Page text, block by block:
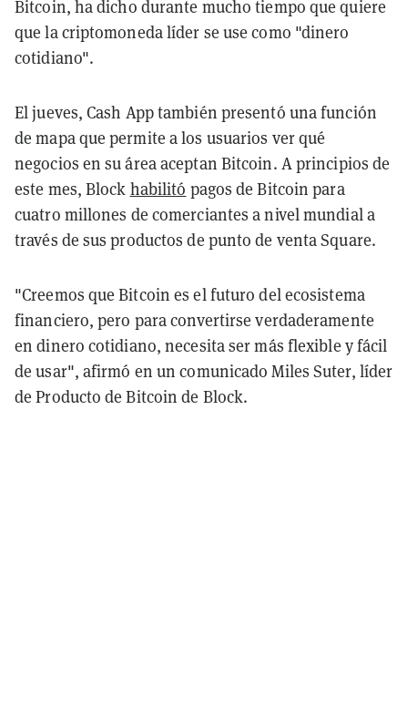
Bitcoin, ha dicho durante mucho tiempo que quiere
que la criptomoneda líder se use como "dinero
cotidiano".
El jueves, Cash App también presentó una función
de mapa que permite a los usuarios ver qué
negocios en su área aceptan Bitcoin. A principios de
este mes, Block habilitó pagos de Bitcoin para
cuatro millones de comerciantes a nivel mundial a
través de sus productos de punto de venta Square.
"Creemos que Bitcoin es el futuro del ecosistema
financiero, pero para convertirse verdaderamente
en dinero cotidiano, necesita ser más flexible y fácil
de usar", afirmó en un comunicado Miles Suter, líder
de Producto de Bitcoin de Block.